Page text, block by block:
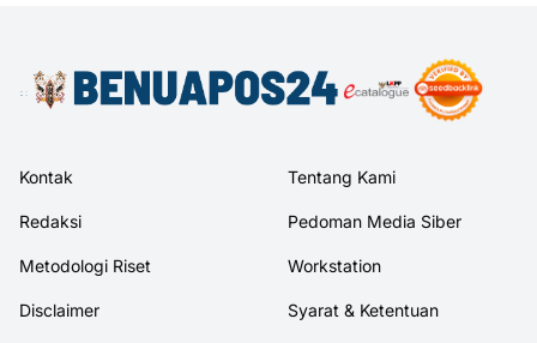
Kontak Tentang Kami
Redaksi Pedoman Media Siber
Metodologi Riset Workstation
Disclaimer Syarat & Ketentuan